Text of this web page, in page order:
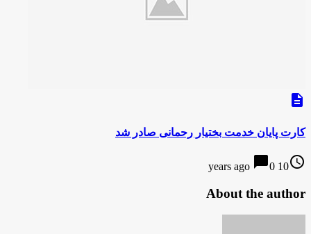
description
کارت پایان خدمت بختیار رحمانی صادر شد
access_time
10 years ago
chat_bubble0
About the author